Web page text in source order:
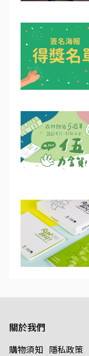
關於我們
購物須知 隱私政策